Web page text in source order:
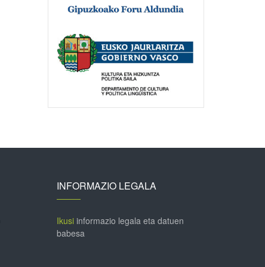
INFORMAZIO LEGALA
Ikusiinformazio legala eta datuen
babesa